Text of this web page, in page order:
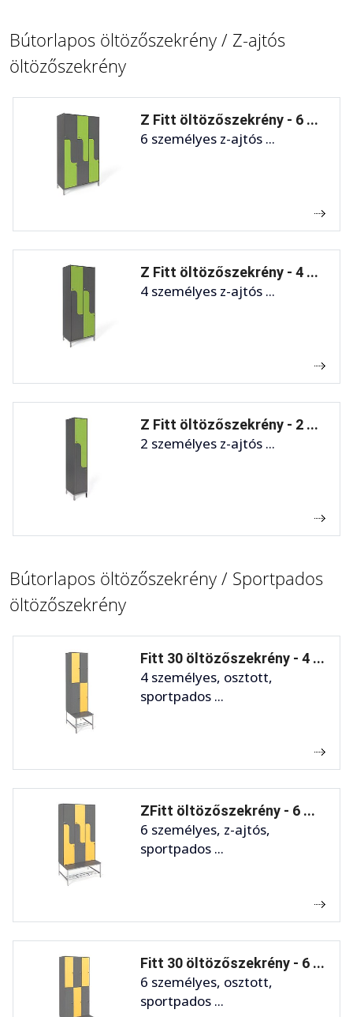
Bútorlapos öltözőszekrény / Z-ajtós
öltözőszekrény
Z Fitt öltözőszekrény - 6 ...
6 személyes z-ajtós ...
Z Fitt öltözőszekrény - 4 ...
4 személyes z-ajtós ...
Z Fitt öltözőszekrény - 2 ...
2 személyes z-ajtós ...
Bútorlapos öltözőszekrény / Sportpados
öltözőszekrény
Fitt 30 öltözőszekrény - 4 ...
4 személyes, osztott,
sportpados ...
ZFitt öltözőszekrény - 6 ...
6 személyes, z-ajtós,
sportpados ...
Fitt 30 öltözőszekrény - 6 ...
6 személyes, osztott,
sportpados ...